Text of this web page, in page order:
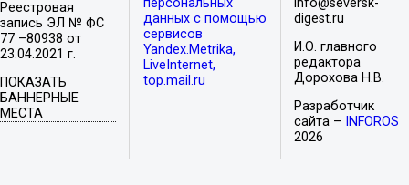
Реестровая
запись ЭЛ № ФС
77 –80938 от
23.04.2021 г.
ПОКАЗАТЬ
БАННЕРНЫЕ
МЕСТА
данных с помощью
сервисов
Yandex.Metrika,
LiveInternet,
top.mail.ru
digest.ru
И.О. главного
редактора
Дорохова Н.В.
Разработчик
сайта –
INFOROS
2026